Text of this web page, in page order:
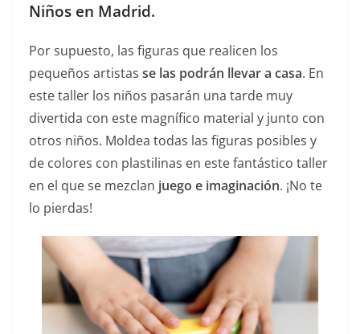
Niños en Madrid.
Por supuesto, las figuras que realicen los
pequeños artistas se las podrán llevar a casa. En
este taller los niños pasarán una tarde muy
divertida con este magnífico material y junto con
otros niños. Moldea todas las figuras posibles y
de colores con plastilinas en este fantástico taller
en el que se mezclan juego e imaginación. ¡No te
lo pierdas!